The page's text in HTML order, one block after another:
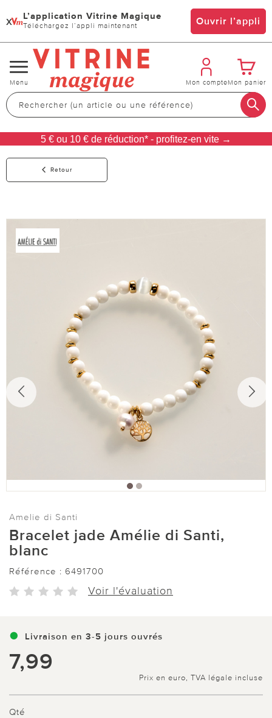
x L’application Vitrine Magique
Téléchargez l’appli maintenant Ouvrir l’appli
Changer
de
navigation
Menu Mon compteMon panier
5 € ou 10 € de réduction* - profitez-en vite →
Retour
Amelie di Santi
Bracelet jade Amélie di Santi,
blanc
Référence : 6491700
Voir l'évaluation
Livraison en 3-5 jours ouvrés
7,99
Prix en euro, TVA légale incluse
Qté